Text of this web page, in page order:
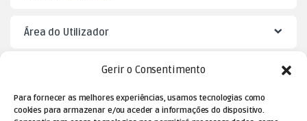
Gerir o Consentimento
Para fornecer as melhores experiências, usamos tecnologias como
cookies para armazenar e/ou aceder a informações do dispositivo.
Área do Utilizador